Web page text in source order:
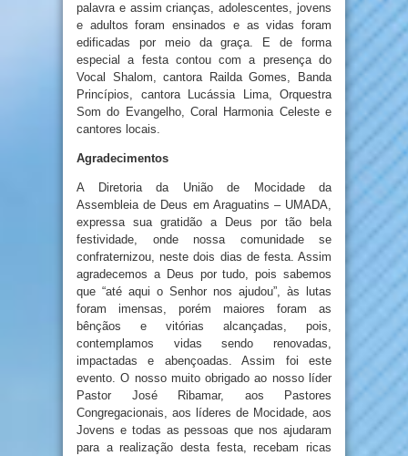
palavra e assim crianças, adolescentes, jovens
e adultos foram ensinados e as vidas foram
edificadas por meio da graça. E de forma
especial a festa contou com a presença do
Vocal Shalom, cantora Railda Gomes, Banda
Princípios, cantora Lucássia Lima, Orquestra
Som do Evangelho, Coral Harmonia Celeste e
cantores locais.
Agradecimentos
A Diretoria da União de Mocidade da
Assembleia de Deus em Araguatins – UMADA,
expressa sua gratidão a Deus por tão bela
festividade, onde nossa comunidade se
confraternizou, neste dois dias de festa. Assim
agradecemos a Deus por tudo, pois sabemos
que “até aqui o Senhor nos ajudou”, às lutas
foram imensas, porém maiores foram as
bênçãos e vitórias alcançadas, pois,
contemplamos vidas sendo renovadas,
impactadas e abençoadas. Assim foi este
evento. O nosso muito obrigado ao nosso líder
Pastor José Ribamar, aos Pastores
Congregacionais, aos líderes de Mocidade, aos
Jovens e todas as pessoas que nos ajudaram
para a realização desta festa, recebam ricas